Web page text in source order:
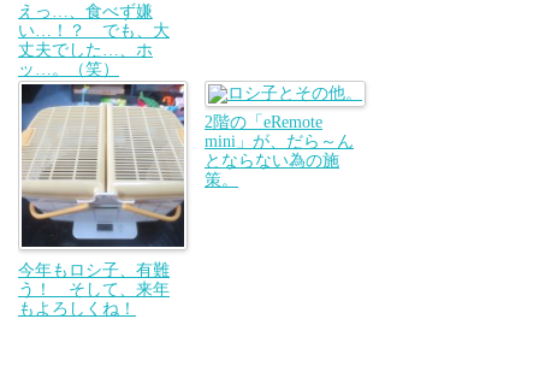
えっ…、食べず嫌
い…！？ でも、大
丈夫でした…、ホ
ッ…。（笑）
今年もロシ子、有難
う！ そして、来年
もよろしくね！
2階の「eRemote
mini」が、だら～ん
とならない為の施
策。